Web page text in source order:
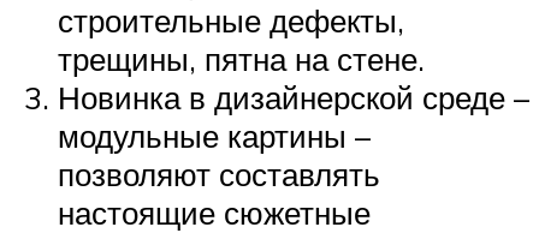
строительные дефекты,
трещины, пятна на стене.
Новинка в дизайнерской среде –
модульные картины –
позволяют составлять
настоящие сюжетные